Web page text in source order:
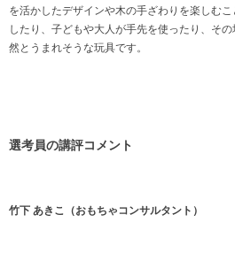
を活かしたデザインや木の手ざわりを楽しむ
したり、子どもや大人が手先を使ったり、そ
然とうまれそうな玩具です。
選考員の講評コメント
竹下 あきこ（おもちゃコンサルタント）